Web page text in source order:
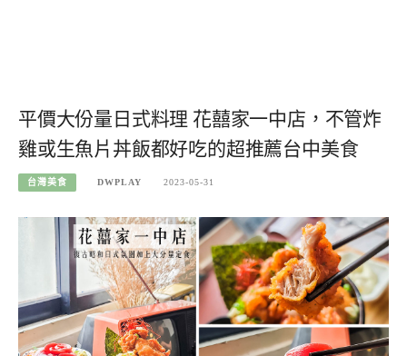
平價大份量日式料理 花囍家一中店，不管炸
雞或生魚片丼飯都好吃的超推薦台中美食
台灣美食 DWPLAY 2023-05-31